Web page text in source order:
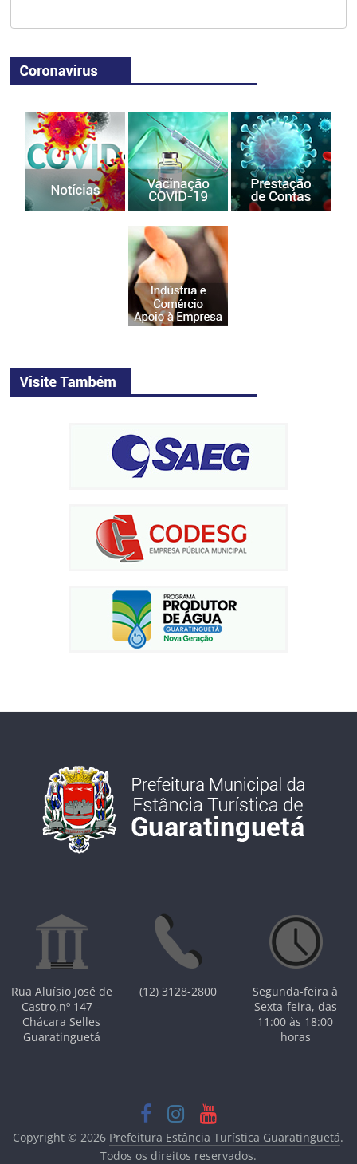
Rua Aluísio José de
Castro,nº 147 –
Chácara Selles
Guaratinguetá
(12) 3128-2800
Segunda-feira à
Sexta-feira, das
11:00 às 18:00
horas
Copyright © 2026 Prefeitura Estância Turística Guaratinguetá.
Todos os direitos reservados.